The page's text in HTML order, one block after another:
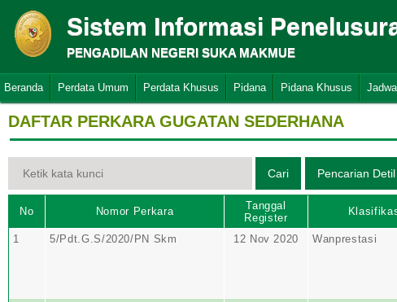
Sistem Informasi
PENGADILAN NEGERI SUKA MAKMUE
Beranda Perdata Umum Perdata Khusus Pidana Pidana Khusus
DAFTAR PERKARA GUGATAN SEDERHANA
No Nomor Perkara
Tanggal
Register
1 5/Pdt.G.S/2020/PN Skm 12 Nov 2020 Wanprestasi